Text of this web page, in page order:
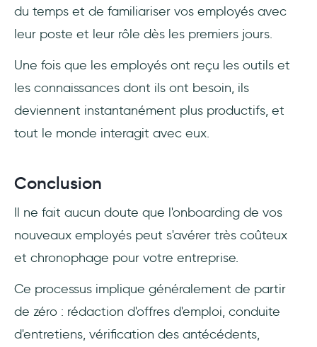
du temps et de familiariser vos employés avec
leur poste et leur rôle dès les premiers jours.
Une fois que les employés ont reçu les outils et
les connaissances dont ils ont besoin, ils
deviennent instantanément plus productifs, et
tout le monde interagit avec eux.
Conclusion
Il ne fait aucun doute que l'onboarding de vos
nouveaux employés peut s'avérer très coûteux
et chronophage pour votre entreprise.
Ce processus implique généralement de partir
de zéro : rédaction d'offres d'emploi, conduite
d'entretiens, vérification des antécédents,